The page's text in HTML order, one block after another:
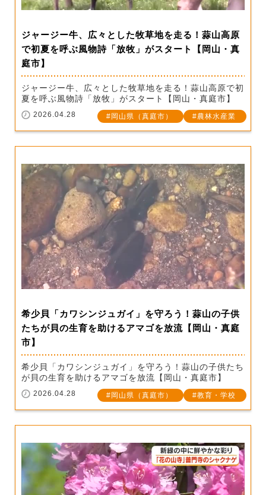
ジャージー牛、広々とした牧草地を走る！蒜山高原
で初夏を呼ぶ風物詩「放牧」がスタート【岡山・真
庭市】
ジャージー牛、広々とした牧草地を走る！蒜山高原で初
夏を呼ぶ風物詩「放牧」がスタート【岡山・真庭市】
2026.04.28 岡山県（真庭市） 農林水産業
希少貝「カワシンジュガイ」を守ろう！蒜山の子供
たちが貝の生育を助けるアマゴを放流【岡山・真庭
市】
希少貝「カワシンジュガイ」を守ろう！蒜山の子供たち
が貝の生育を助けるアマゴを放流【岡山・真庭市】
2026.04.28 岡山県（真庭市） 教育・学校